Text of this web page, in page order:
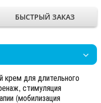
БЫСТРЫЙ ЗАКАЗ
крем для длительного
стимуляция
(мобилизация